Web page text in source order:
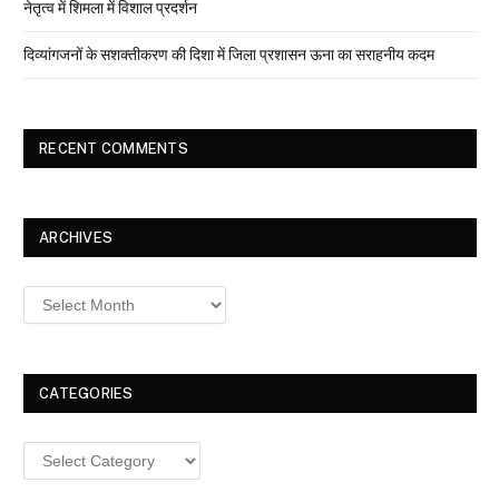
नेतृत्व में शिमला में विशाल प्रदर्शन
दिव्यांगजनों के सशक्तीकरण की दिशा में जिला प्रशासन ऊना का सराहनीय कदम
RECENT COMMENTS
ARCHIVES
Archives
CATEGORIES
Categories